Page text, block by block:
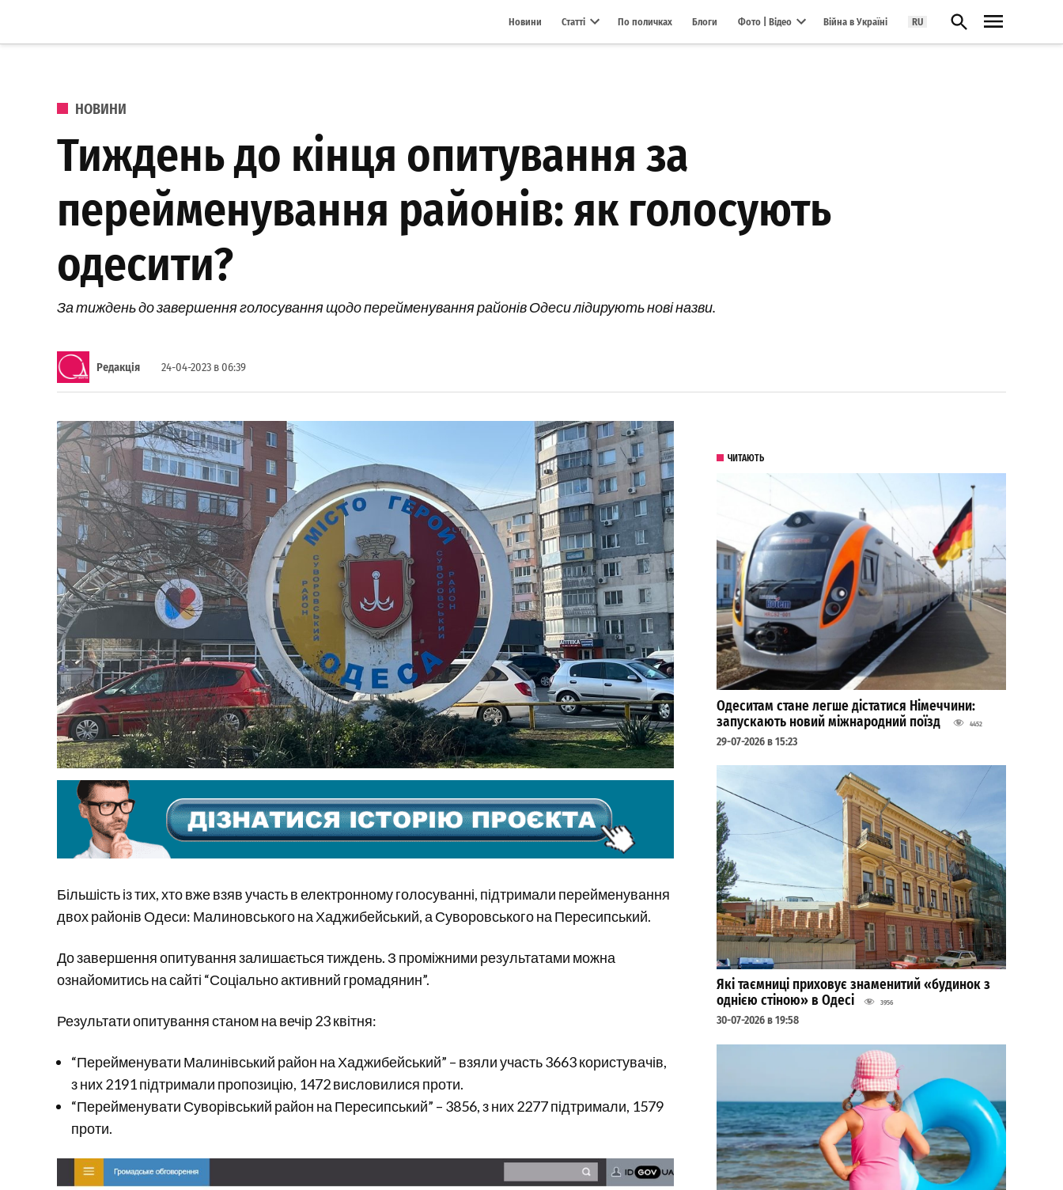
Життя
Новини Статті По поличках Блоги Фото | Відео Війна в Україні RU Відкрити пошук
ОПУБЛІКОВАНО В
НОВИНИ
Тиждень до кінця опитування за
перейменування районів: як голосують
одесити?
За тиждень до завершення голосування щодо перейменування районів Одеси лідирують нові назви.
Редакція 24-04-2023 в 06:39
Більшість із тих, хто вже взяв участь в електронному голосуванні, підтримали перейменування
двох районів Одеси: Малиновського на Хаджибейський, а Суворовського на Пересипський.
До завершення опитування залишається тиждень. З проміжними результатами можна
ознайомитись на сайті “Соціально активний громадянин”.
Результати опитування станом на вечір 23 квітня:
“Перейменувати Малинівський район на Хаджибейський” – взяли участь 3663 користувачів,
з них 2191 підтримали пропозицію, 1472 висловилися проти.
“Перейменувати Суворівський район на Пересипський” – 3856, з них 2277 підтримали, 1579
проти.
ЧИТАЮТЬ
Одеситам стане легше дістатися Німеччини:
запускають новий міжнародний поїзд
4452
29-07-2026 в 15:23
Які таємниці приховує знаменитий «будинок з
однією стіною» в Одесі
3956
30-07-2026 в 19:58